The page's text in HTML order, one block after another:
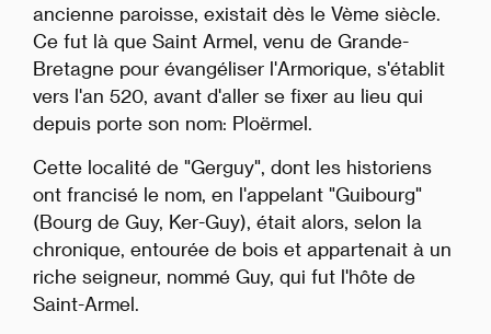
ancienne paroisse, existait dès le Vème siècle.
Ce fut là que Saint Armel, venu de Grande-
Bretagne pour évangéliser l'Armorique, s'établit
vers l'an 520, avant d'aller se fixer au lieu qui
depuis porte son nom: Ploërmel.
Cette localité de "Gerguy", dont les historiens
ont francisé le nom, en l'appelant "Guibourg"
(Bourg de Guy, Ker-Guy), était alors, selon la
chronique, entourée de bois et appartenait à un
riche seigneur, nommé Guy, qui fut l'hôte de
Saint-Armel.